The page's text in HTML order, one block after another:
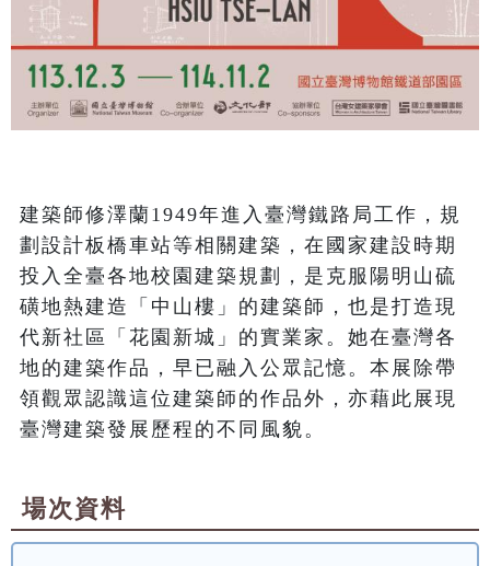
建築師修澤蘭1949年進入臺灣鐵路局工作，規
劃設計板橋車站等相關建築，在國家建設時期
投入全臺各地校園建築規劃，是克服陽明山硫
磺地熱建造「中山樓」的建築師，也是打造現
代新社區「花園新城」的實業家。她在臺灣各
地的建築作品，早已融入公眾記憶。本展除帶
領觀眾認識這位建築師的作品外，亦藉此展現
臺灣建築發展歷程的不同風貌。
場次資料